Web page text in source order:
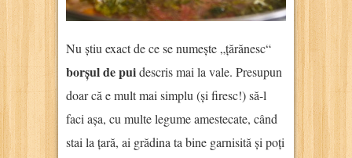
Nu știu exact de ce se numește „țărănesc“
borșul de puidescris mai la vale. Presupun
doar că e mult mai simplu (și firesc!) să-l
faci așa, cu multe legume amestecate, când
stai la țară, ai grădina ta bine garnisită și poți